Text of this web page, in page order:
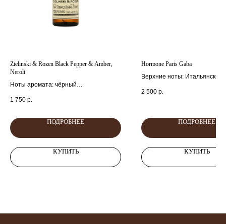
Zielinski & Rozen Black Pepper & Amber,
Neroli
Ноты аромата: чёрный
1 750 р.
ПОДРОБНЕЕ
КУПИТЬ
Hormone Paris Gaba
Верхние ноты: Итальянский
Cредние ноты: Османтус и
Ambroxan и Мускус.
2 500 р.
ПОДРОБНЕЕ
КУПИТЬ